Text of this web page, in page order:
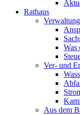
Rathaus
Verwaltung
Was
Ver- und
Aus dem